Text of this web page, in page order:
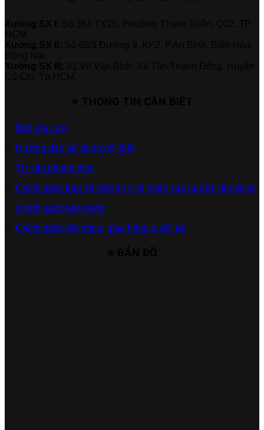
Báo giá cửa
Hướng dẫn sử dụng nội thất
Tư vấn phong thủy
Chính sách bảo vệ thông tin cá nhân của người tiêu dùng
Chính sách bảo hành
Chính sách đặt hàng, giao hàng & đổi trả